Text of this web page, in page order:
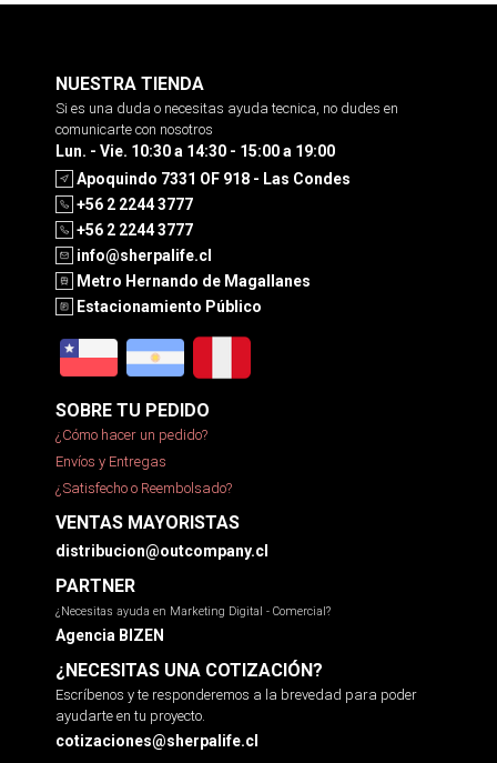
NUESTRA TIENDA
Si es una duda o necesitas ayuda tecnica, no dudes en
comunicarte con nosotros
Lun. - Vie. 10:30 a 14:30 - 15:00 a 19:00
Apoquindo 7331 OF 918 - Las Condes
+56 2 2244 3777
+56 2 2244 3777
info@sherpalife.cl
Metro Hernando de Magallanes
Estacionamiento Público
SOBRE TU PEDIDO
¿Cómo hacer un pedido?
Envíos y Entregas
¿Satisfecho o Reembolsado?
VENTAS MAYORISTAS
distribucion@outcompany.cl
PARTNER
¿Necesitas ayuda en Marketing Digital - Comercial?
Agencia BIZEN
¿NECESITAS UNA COTIZACIÓN?
Escríbenos y te responderemos a la brevedad para poder
ayudarte en tu proyecto.
cotizaciones@sherpalife.cl